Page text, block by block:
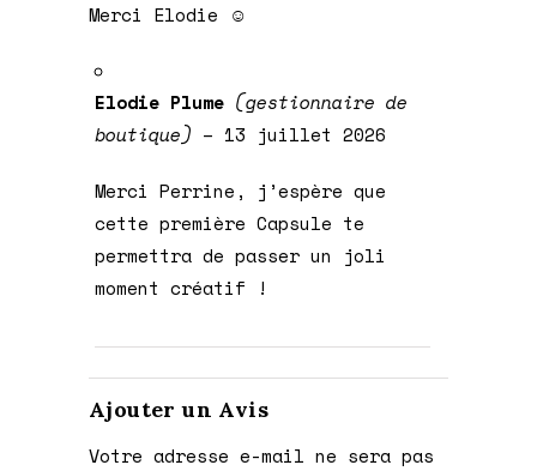
Merci Elodie ☺️
Elodie Plume (gestionnaire de
boutique) – 13 juillet 2026
Merci Perrine, j’espère que
cette première Capsule te
permettra de passer un joli
moment créatif !
Ajouter un Avis
Votre adresse e-mail ne sera pas